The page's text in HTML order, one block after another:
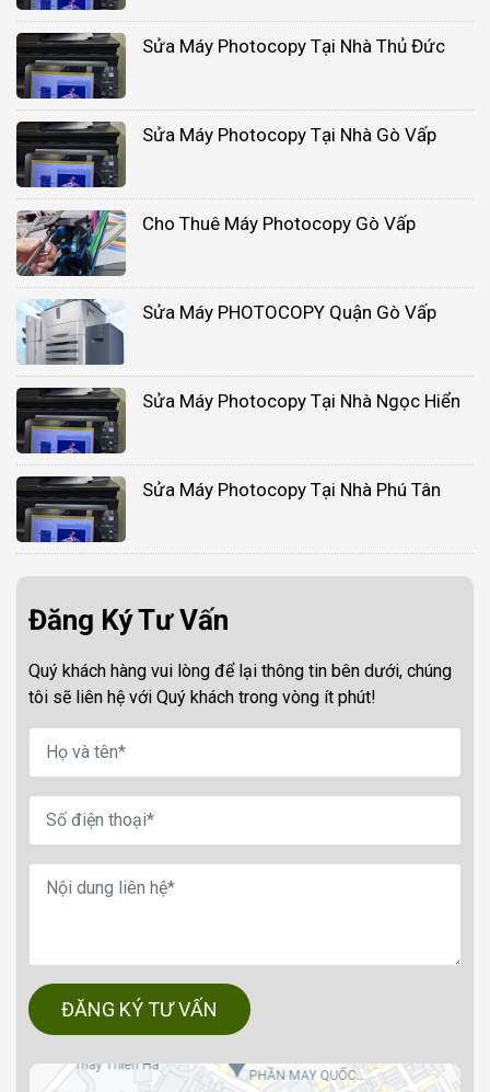
Sửa Máy Photocopy Tại Nhà Thủ Đức
Sửa Máy Photocopy Tại Nhà Gò Vấp
Cho Thuê Máy Photocopy Gò Vấp
Sửa Máy PHOTOCOPY Quận Gò Vấp
Sửa Máy Photocopy Tại Nhà Ngọc Hiển
Sửa Máy Photocopy Tại Nhà Phú Tân
Đăng Ký Tư Vấn
Quý khách hàng vui lòng để lại thông tin bên dưới, chúng
tôi sẽ liên hệ với Quý khách trong vòng ít phút!
ĐĂNG KÝ TƯ VẤN